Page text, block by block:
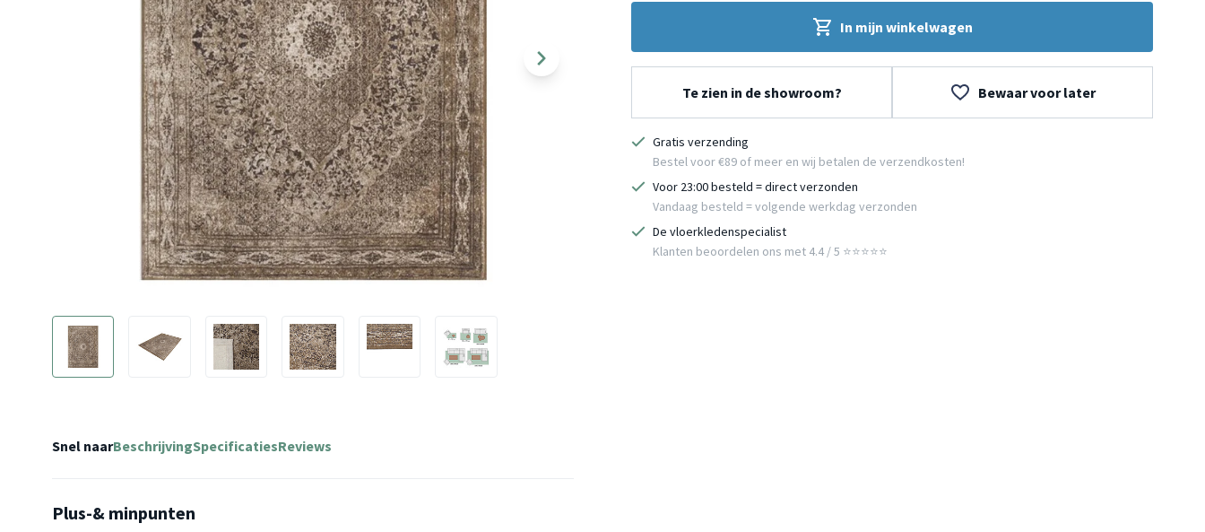
In mijn winkelwagen
Te zien in de showroom? Bewaar voor later
Gratis verzending
Bestel voor €89 of meer en wij betalen de verzendkosten!
Voor 23:00 besteld = direct verzonden
Vandaag besteld = volgende werkdag verzonden
De vloerkledenspecialist
Klanten beoordelen ons met 4.4 / 5 ⭐⭐⭐⭐⭐
Snel naarBeschrijvingSpecificatiesReviews
Plus-& minpunten